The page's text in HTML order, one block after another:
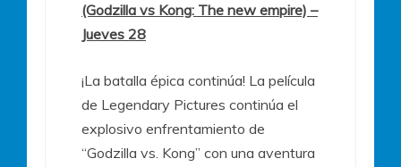
(Godzilla vs Kong: The new empire) –
Jueves 28
¡La batalla épica continúa! La película
de Legendary Pictures continúa el
explosivo enfrentamiento de
“Godzilla vs. Kong” con una aventura